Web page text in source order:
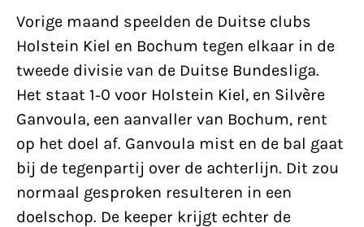
Vorige maand speelden de Duitse clubs
Holstein Kiel en Bochum tegen elkaar in de
tweede divisie van de Duitse Bundesliga.
Het staat 1-0 voor Holstein Kiel, en Silvère
Ganvoula, een aanvaller van Bochum, rent
op het doel af. Ganvoula mist en de bal gaat
bij de tegenpartij over de achterlijn. Dit zou
normaal gesproken resulteren in een
doelschop. De keeper krijgt echter de